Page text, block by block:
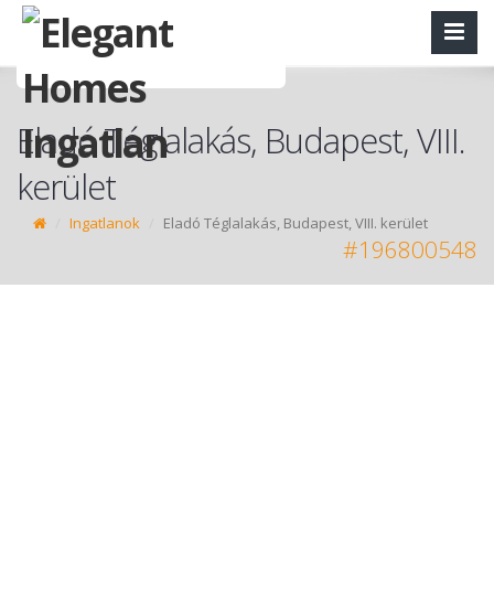
Eladó Téglalakás, Budapest, VIII.
kerület
Ingatlanok Eladó Téglalakás, Budapest, VIII. kerület
#196800548